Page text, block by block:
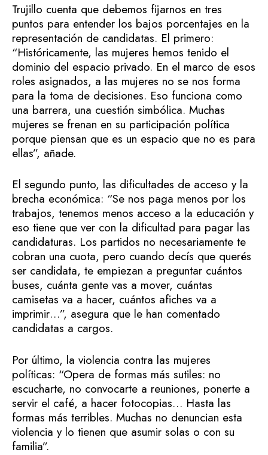
Trujillo cuenta que debemos fijarnos en tres
puntos para entender los bajos porcentajes en la
representación de candidatas. El primero:
“Históricamente, las mujeres hemos tenido el
dominio del espacio privado. En el marco de esos
roles asignados, a las mujeres no se nos forma
para la toma de decisiones. Eso funciona como
una barrera, una cuestión simbólica. Muchas
mujeres se frenan en su participación política
porque piensan que es un espacio que no es para
ellas”, añade.
El segundo punto, las dificultades de acceso y la
brecha económica: “Se nos paga menos por los
trabajos, tenemos menos acceso a la educación y
eso tiene que ver con la dificultad para pagar las
candidaturas. Los partidos no necesariamente te
cobran una cuota, pero cuando decís que querés
ser candidata, te empiezan a preguntar cuántos
buses, cuánta gente vas a mover, cuántas
camisetas va a hacer, cuántos afiches va a
imprimir…”, asegura que le han comentado
candidatas a cargos.
Por último, la violencia contra las mujeres
políticas: “Opera de formas más sutiles: no
escucharte, no convocarte a reuniones, ponerte a
servir el café, a hacer fotocopias… Hasta las
formas más terribles. Muchas no denuncian esta
violencia y lo tienen que asumir solas o con su
familia”.